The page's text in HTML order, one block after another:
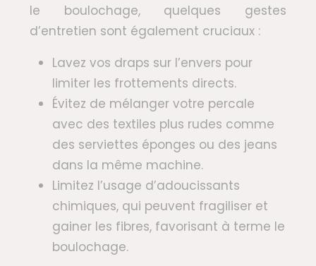
le boulochage, quelques gestes
d’entretien sont également cruciaux :
Lavez vos draps sur l’envers pour
limiter les frottements directs.
Évitez de mélanger votre percale
avec des textiles plus rudes comme
des serviettes éponges ou des jeans
dans la même machine.
Limitez l’usage d’adoucissants
chimiques, qui peuvent fragiliser et
gainer les fibres, favorisant à terme le
boulochage.